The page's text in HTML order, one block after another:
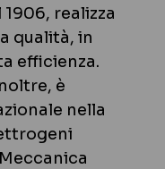
realizza
qualità, in
efficienza.
è
nella